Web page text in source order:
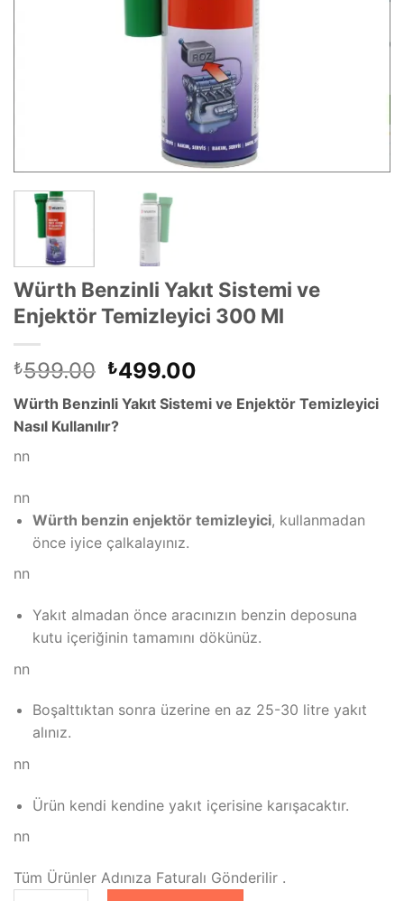
Würth Benzinli Yakıt Sistemi ve
Enjektör Temizleyici 300 Ml
₺599.00 Orijinal
fiyat:
₺599.00.
₺499.00
andaki
fiyat:
Würth Benzinli Yakıt Sistemi ve Enjektör Temizleyici
Nasıl Kullanılır?
nn
nn
Würth benzin enjektör temizleyici, kullanmadan
önce iyice çalkalayınız.
nn
Yakıt almadan önce aracınızın benzin deposuna
kutu içeriğinin tamamını dökünüz.
nn
Boşalttıktan sonra üzerine en az 25-30 litre yakıt
alınız.
nn
Ürün kendi kendine yakıt içerisine karışacaktır.
nn
Tüm Ürünler Adınıza Faturalı Gönderilir .